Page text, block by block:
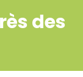
des